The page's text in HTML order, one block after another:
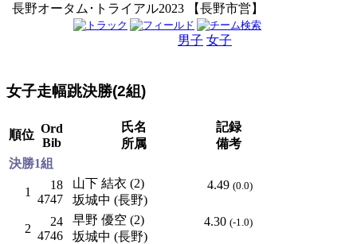
長野オータム･トライアル2023 【長野市営】
男子 女子
女子走幅跳決勝(2組)
順位 Ord
Bib
氏名
所属
記録
備考
決勝1組
1
18
4747
山下 結衣 (2)
坂城中 (長野)
4.49 (0.0)
2
24
4746
早野 優空 (2)
坂城中 (長野)
4.30 (-1.0)